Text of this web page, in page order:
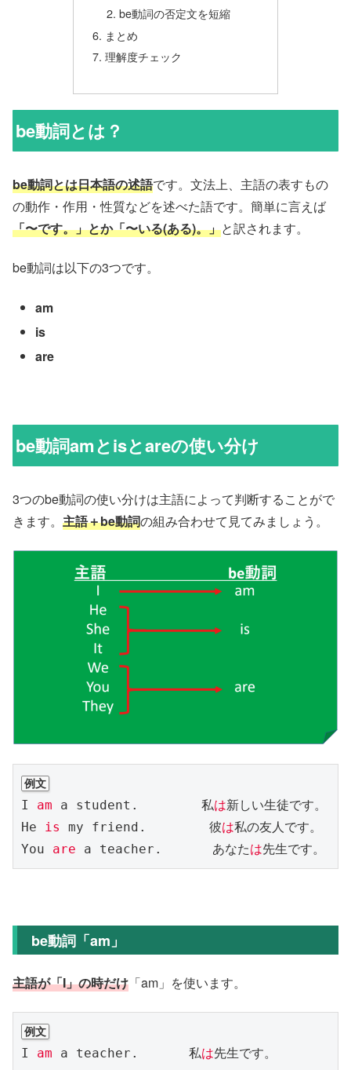
be動詞の否定文を短縮
まとめ
理解度チェック
be動詞とは？
be動詞とは日本語の述語です。文法上、主語の表すもの
の動作・作用・性質などを述べた語です。簡単に言えば
「〜です。」とか「〜いる(ある)。」と訳されます。
be動詞は以下の3つです。
am
is
are
be動詞amとisとareの使い分け
3つのbe動詞の使い分けは主語によって判断することがで
きます。 主語＋be動詞の組み合わせて見てみましょう。
例文
I am a student.　　　　　私は新しい生徒です。
He
is my friend.　　　　　彼は私の友人です。
You are a teacher.　　　　あなたは先生です。
be動詞「am」
主語が「I」の時だけ 「am」を使います。
例文
I am a teacher.　　　　私は先生です。